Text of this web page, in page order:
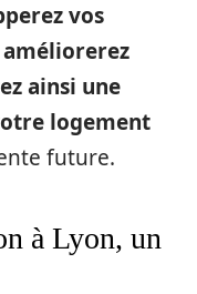
vos
améliorerez
ainsi une
logement
future.
à Lyon, un